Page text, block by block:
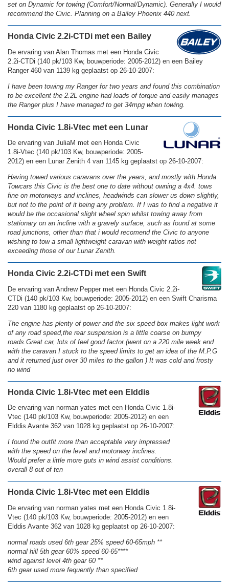
set on Dynamic for towing (Comfort/Normal/Dynamic). Generally I would
recommend the Civic. Planning on a Bailey Phoenix 440 next.
Honda Civic 2.2i-CTDi met een Bailey
De ervaring van Alan Thomas met een Honda Civic
2.2i-CTDi (140 pk/103 Kw, bouwperiode: 2005-2012) en een Bailey
Ranger 460 van 1139 kg geplaatst op 26-10-2007:
I have been towing my Ranger for two years and found this combination
to be excellent the 2.2L engine had loads of torque and easily manages
the Ranger plus I have managed to get 34mpg when towing.
Honda Civic 1.8i-Vtec met een Lunar
De ervaring van JuliaM met een Honda Civic
1.8i-Vtec (140 pk/103 Kw, bouwperiode: 2005-
2012) en een Lunar Zenith 4 van 1145 kg geplaatst op 26-10-2007:
Having towed various caravans over the years, and mostly with Honda
Towcars this Civic is the best one to date without owning a 4x4. tows
fine on motorways and inclines, headwinds can slower us down slightly,
but not to the point of it being any problem. If I was to find a negative it
would be the occasional slight wheel spin whilst towing away from
stationary on an incline with a gravely surface, such as found at some
road junctions, other than that i would recomend the Civic to anyone
wishing to tow a small lightweight caravan with weight ratios not
exceeding those of our Lunar Zenith.
Honda Civic 2.2i-CTDi met een Swift
De ervaring van Andrew Pepper met een Honda Civic 2.2i-
CTDi (140 pk/103 Kw, bouwperiode: 2005-2012) en een Swift Charisma
220 van 1180 kg geplaatst op 26-10-2007:
The engine has plenty of power and the six speed box makes light work
of any road speed,the rear suspension is a little coarse on bumpy
roads.Great car, lots of feel good factor.(went on a 220 mile week end
with the caravan I stuck to the speed limits to get an idea of the M.P.G
and it returned just over 30 miles to the gallon ) It was cold and frosty
no wind
Honda Civic 1.8i-Vtec met een Elddis
De ervaring van norman yates met een Honda Civic 1.8i-
Vtec (140 pk/103 Kw, bouwperiode: 2005-2012) en een
Elddis Avante 362 van 1028 kg geplaatst op 26-10-2007:
I found the outfit more than acceptable very impressed
with the speed on the level and motorway inclines.
Would prefer a little more guts in wind assist conditions.
overall 8 out of ten
Honda Civic 1.8i-Vtec met een Elddis
De ervaring van norman yates met een Honda Civic 1.8i-
Vtec (140 pk/103 Kw, bouwperiode: 2005-2012) en een
Elddis Avante 362 van 1028 kg geplaatst op 26-10-2007:
normal roads used 6th gear 25% speed 60-65mph **
normal hill 5th gear 60% speed 60-65****
wind against level 4th gear 60 **
6th gear used more fequently than specified